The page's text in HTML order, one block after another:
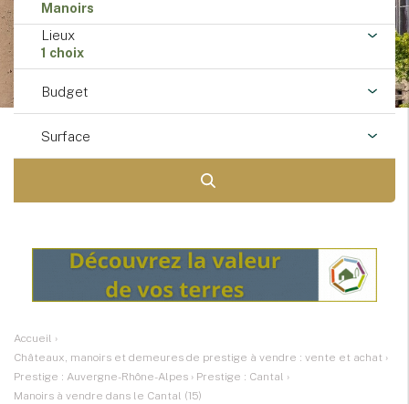
Manoirs
Lieux
1 choix
Budget
Surface
Accueil ›
Châteaux, manoirs et demeures de prestige à vendre : vente et achat ›
Prestige : Auvergne-Rhône-Alpes › Prestige : Cantal ›
Manoirs à vendre dans le Cantal (15)